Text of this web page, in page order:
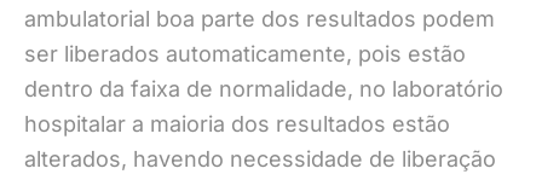
ambulatorial boa parte dos resultados podem
ser liberados automaticamente, pois estão
dentro da faixa de normalidade, no laboratório
hospitalar a maioria dos resultados estão
alterados, havendo necessidade de liberação